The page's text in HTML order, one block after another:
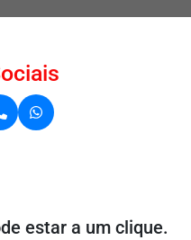
estar a um clique.